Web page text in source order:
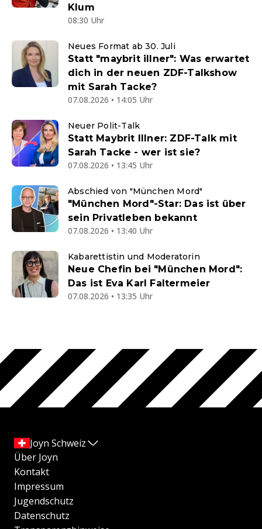
Klum
08:30 Uhr
Neues Format ab 30. Juli
Statt "maybrit illner": Was erwartet
dich in der neuen ZDF-Talkshow
mit Sarah Tacke?
07.08.2026 • 14:05 Uhr
Neuer Polit-Talk
Statt Maybrit Illner: ZDF-Talk mit
Sarah Tacke - wer ist sie?
07.08.2026 • 13:45 Uhr
Abschied von "München Mord"
"München Mord"-Star: Das ist über
sein Privatleben bekannt
07.08.2026 • 13:40 Uhr
Kabarettistin und Moderatorin
Neue Chefin bei "München Mord":
Das ist Eva Karl Faltermeier
07.08.2026 • 13:35 Uhr
Joyn Schweiz
Über Joyn
Kontakt
Impressum
Jugendschutz
Datenschutz